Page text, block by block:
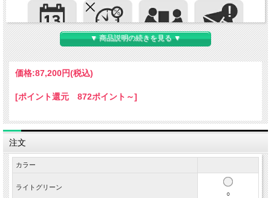
▼ 商品説明の続きを見る ▼
価格:87,200円(税込)
[ポイント還元 872ポイント～]
注文
カラー
ライトグリーン
○